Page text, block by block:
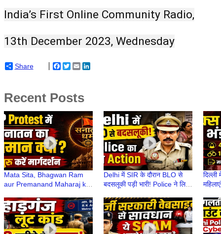
India’s First Online Community Radio,
13th December 2023, Wednesday
Share Facebook
TwitterEmail
Recent Posts
Mata Sita, Bhagwan Ram
aur Premanand Maharaj ka
था?
Delhi में SIR के दौरान BLO से
बदसलूकी पड़ी भारी! Police ने लिया